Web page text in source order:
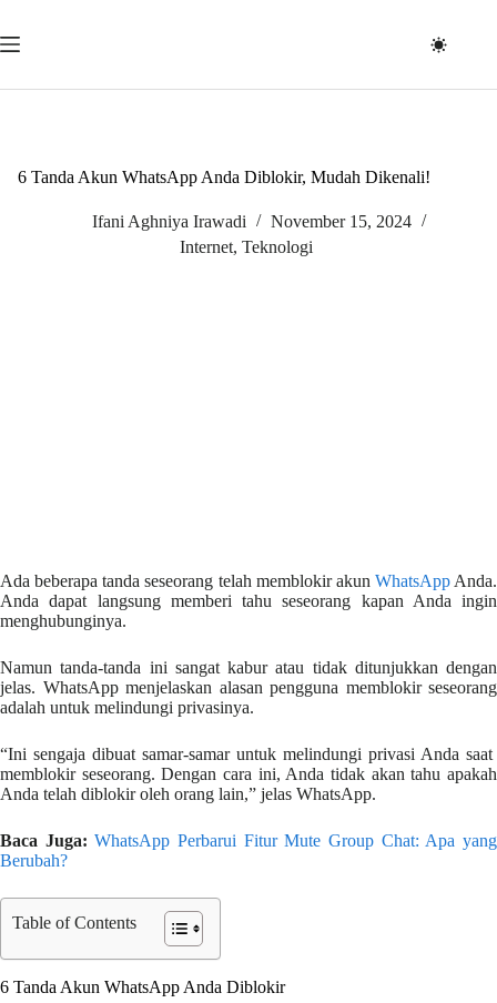
content
6 Tanda Akun WhatsApp Anda Diblokir, Mudah Dikenali!
Ifani Aghniya Irawadi
November 15, 2024
Internet, Teknologi
Ada beberapa tanda seseorang telah memblokir akun WhatsAppAnda.
Anda dapat langsung memberi tahu seseorang kapan Anda ingin
menghubunginya.
Namun tanda-tanda ini sangat kabur atau tidak ditunjukkan dengan
jelas. WhatsApp menjelaskan alasan pengguna memblokir seseorang
adalah untuk melindungi privasinya.
“Ini sengaja dibuat samar-samar untuk melindungi privasi Anda saat
memblokir seseorang. Dengan cara ini, Anda tidak akan tahu apakah
Anda telah diblokir oleh orang lain,” jelas WhatsApp.
Baca Juga: WhatsApp Perbarui Fitur Mute Group Chat: Apa yang
Berubah?
Table of Contents
6 Tanda Akun WhatsApp Anda Diblokir